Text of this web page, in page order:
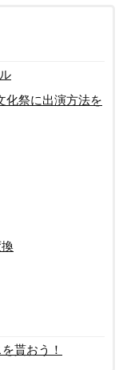
化祭に出演方法を
貰おう！